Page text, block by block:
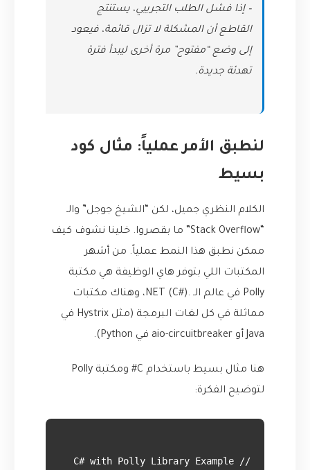
– إذا فشل الطلب التجريبي، يستنتج
القاطع أن المشكلة لا تزال قائمة، فيعود
إلى وضع “مفتوح” مرة أخرى ليبدأ فترة
تهدئة جديدة.
لنطبق الأمر عملياً: مثال كود
بسيط
الكلام النظري جميل، لكن “الشيخ جوجل” والـ
“Stack Overflow” ما بقصروا. خلينا نشوف كيف
ممكن نطبق هذا النمط عملياً. من أشهر
المكتبات اللي بتوفر هاي الوظيفة هي مكتبة
Polly
في عالم الـ .NET (C#)، وهناك مكتبات
مماثلة في كل لغات البرمجة (مثل Hystrix في
Java أو aio-circuitbreaker في Python).
هنا مثال بسيط باستخدام C# ومكتبة Polly
لتوضيح الفكرة: